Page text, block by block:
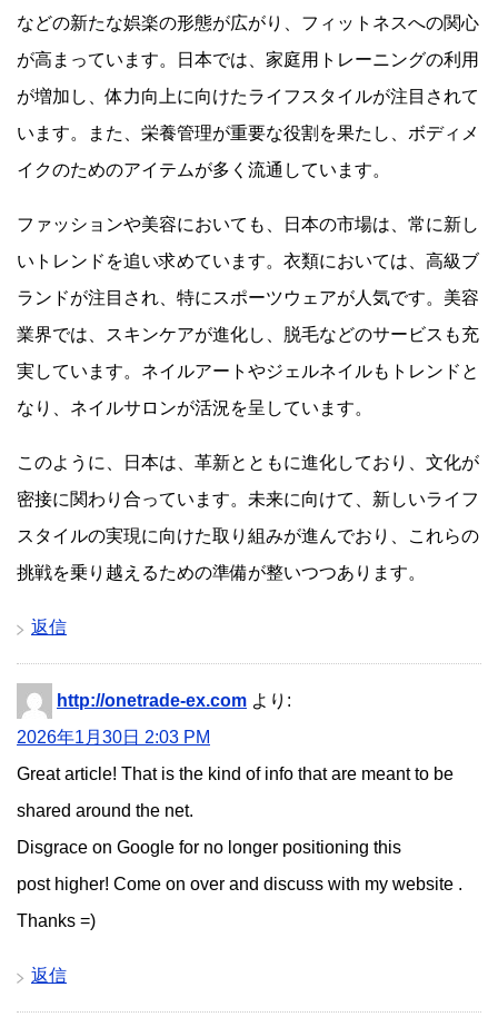
などの新たな娯楽の形態が広がり、フィットネスへの関心
が高まっています。日本では、家庭用トレーニングの利用
が増加し、体力向上に向けたライフスタイルが注目されて
います。また、栄養管理が重要な役割を果たし、ボディメ
イクのためのアイテムが多く流通しています。
ファッションや美容においても、日本の市場は、常に新し
いトレンドを追い求めています。衣類においては、高級ブ
ランドが注目され、特にスポーツウェアが人気です。美容
業界では、スキンケアが進化し、脱毛などのサービスも充
実しています。ネイルアートやジェルネイルもトレンドと
なり、ネイルサロンが活況を呈しています。
このように、日本は、革新とともに進化しており、文化が
密接に関わり合っています。未来に向けて、新しいライフ
スタイルの実現に向けた取り組みが進んでおり、これらの
挑戦を乗り越えるための準備が整いつつあります。
返信
http://onetrade-ex.com より:
2026年1月30日 2:03 PM
Great article! That is the kind of info that are meant to be
shared around the net.
Disgrace on Google for no longer positioning this
post higher! Come on over and discuss with my website .
Thanks =)
返信